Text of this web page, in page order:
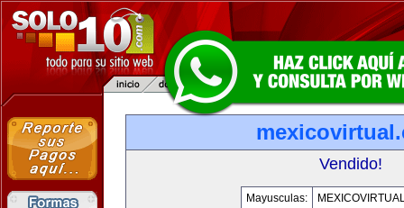
Vendido!
Mayusculas: